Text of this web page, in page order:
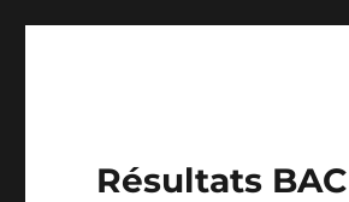
Résultats BAC